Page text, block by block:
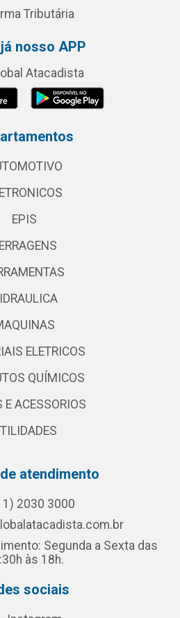
Tributária
nosso APP
Atacadista
EPIS
ELETRICOS
QUÍMICOS
E ACESSORIOS
atendimento
2030 3000
Segunda a Sexta das
às 18h.
sociais